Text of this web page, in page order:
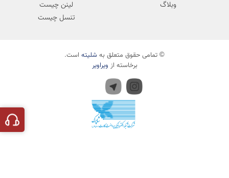
وبلاگ
لینن چیست
تنسل چیست
© تمامی حقوق متعلق به شلیته است.
برخاسته از ویراویر